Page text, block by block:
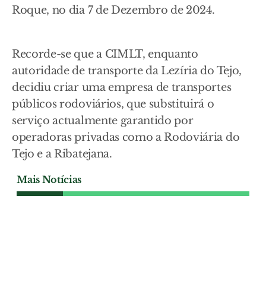
Roque, no dia 7 de Dezembro de 2024.
Recorde-se que a CIMLT, enquanto
autoridade de transporte da Lezíria do Tejo,
decidiu criar uma empresa de transportes
públicos rodoviários, que substituirá o
serviço actualmente garantido por
operadoras privadas como a Rodoviária do
Tejo e a Ribatejana.
Mais Notícias